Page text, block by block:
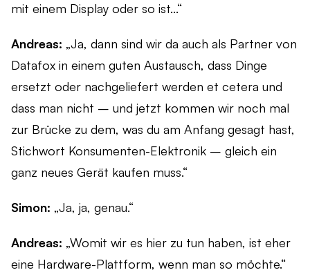
mit einem Display oder so ist...“
Andreas: „Ja, dann sind wir da auch als Partner von
Datafox in einem guten Austausch, dass Dinge
ersetzt oder nachgeliefert werden et cetera und
dass man nicht – und jetzt kommen wir noch mal
zur Brücke zu dem, was du am Anfang gesagt hast,
Stichwort Konsumenten-Elektronik – gleich ein
ganz neues Gerät kaufen muss.“
Simon: „Ja, ja, genau.“
Andreas: „Womit wir es hier zu tun haben, ist eher
eine Hardware-Plattform, wenn man so möchte.“